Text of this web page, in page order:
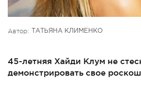
Автор: ТАТЬЯНА КЛИМЕНКО
45-летняя Хайди Клум не
демонстрировать свое